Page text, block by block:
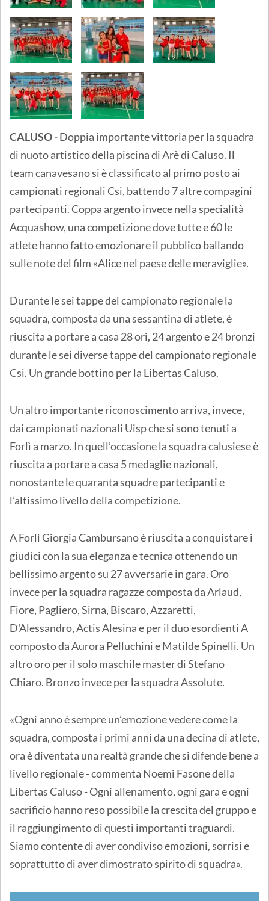
CALUSO -Doppia importante vittoria per la squadra
di nuoto artistico della piscina di Arè di Caluso. Il
team canavesano si è classificato al primo posto ai
campionati regionali Csi, battendo 7 altre compagini
partecipanti. Coppa argento invece nella specialità
Acquashow, una competizione dove tutte e 60 le
atlete hanno fatto emozionare il pubblico ballando
sulle note del film «Alice nel paese delle meraviglie».
Durante le sei tappe del campionato regionale la
squadra, composta da una sessantina di atlete, è
riuscita a portare a casa 28 ori, 24 argento e 24 bronzi
durante le sei diverse tappe del campionato regionale
Csi. Un grande bottino per la Libertas Caluso.
Un altro importante riconoscimento arriva, invece,
dai campionati nazionali Uisp che si sono tenuti a
Forlì a marzo. In quell’occasione la squadra calusiese è
riuscita a portare a casa 5 medaglie nazionali,
nonostante le quaranta squadre partecipanti e
l’altissimo livello della competizione.
A Forlì Giorgia Cambursano è riuscita a conquistare i
giudici con la sua eleganza e tecnica ottenendo un
bellissimo argento su 27 avversarie in gara. Oro
invece per la squadra ragazze composta da Arlaud,
Fiore, Pagliero, Sirna, Biscaro, Azzaretti,
D'Alessandro, Actis Alesina e per il duo esordienti A
composto da Aurora Pelluchini e Matilde Spinelli. Un
altro oro per il solo maschile master di Stefano
Chiaro. Bronzo invece per la squadra Assolute.
«Ogni anno è sempre un’emozione vedere come la
squadra, composta i primi anni da una decina di atlete,
ora è diventata una realtà grande che si difende bene a
livello regionale - commenta Noemi Fasone della
Libertas Caluso - Ogni allenamento, ogni gara e ogni
sacrificio hanno reso possibile la crescita del gruppo e
il raggiungimento di questi importanti traguardi.
Siamo contente di aver condiviso emozioni, sorrisi e
soprattutto di aver dimostrato spirito di squadra».